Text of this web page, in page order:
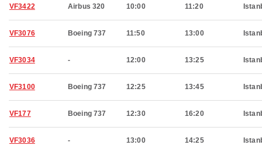
VF3422 Airbus 320 10:00 11:20
VF3076 Boeing 737 11:50 13:00
VF3034 - 12:00 13:25
VF3100 Boeing 737 12:25 13:45
VF177 Boeing 737 12:30 16:20
VF3036 - 13:00 14:25